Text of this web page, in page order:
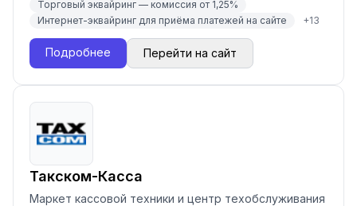
Торговый эквайринг — комиссия от 1,25%
Интернет-эквайринг для приёма платежей на сайте
+13
Подробнее Перейти на сайт
Такском-Касса
Маркет кассовой техники и центр техобслуживания